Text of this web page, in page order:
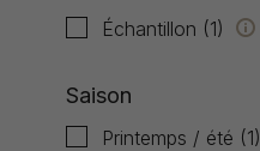
Échantillon (1)
Saison
Printemps / été (1)